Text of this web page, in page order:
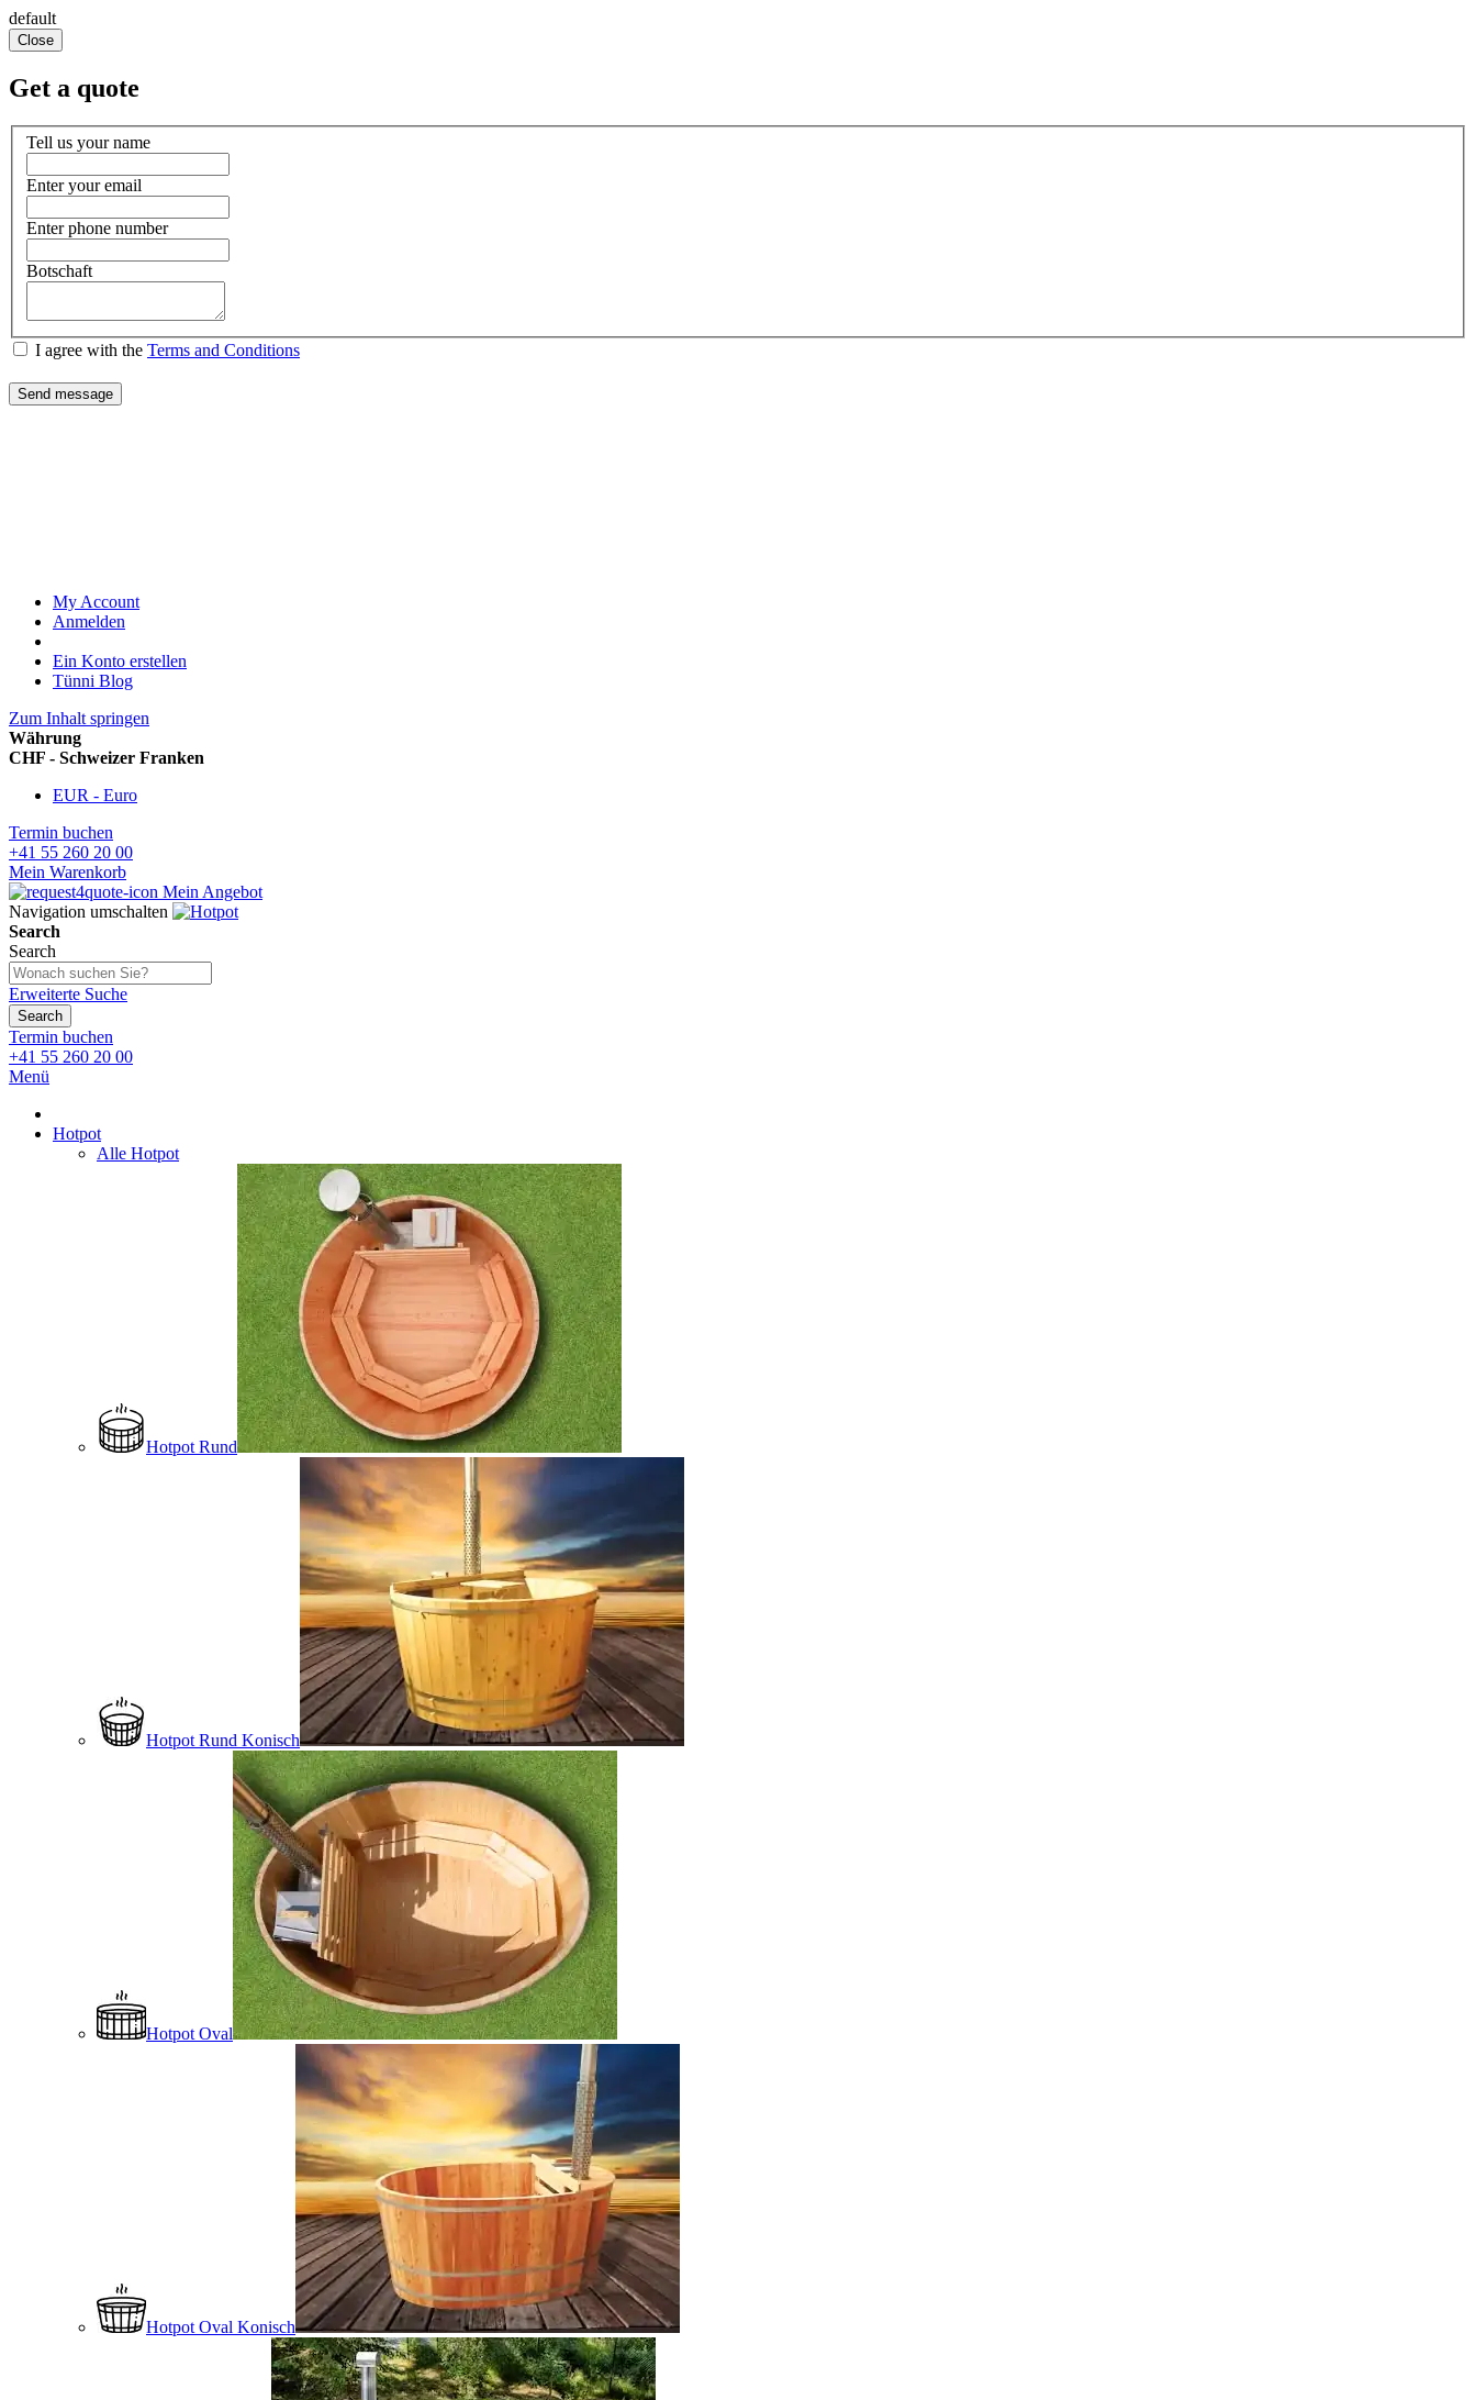
default
Close
Get a quote
Tell us your name
Enter your email
Enter phone number
Botschaft
I agree with the Terms and Conditions
Send message
My Account
Anmelden
Ein Konto erstellen
Tünni Blog
Zum Inhalt springen
Währung
CHF - Schweizer Franken
EUR - Euro
Termin buchen
+41 55 260 20 00
Mein Warenkorb
Mein Angebot
Navigation umschalten
Search
Search
Erweiterte Suche
Search
Termin buchen
+41 55 260 20 00
Menü
Hotpot
Alle Hotpot
Hotpot Rund
Hotpot Rund Konisch
Hotpot Oval
Hotpot Oval Konisch